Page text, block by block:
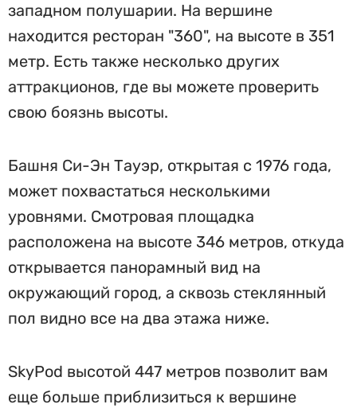
западном полушарии. На вершине
находится ресторан "360", на высоте в 351
метр. Есть также несколько других
аттракционов, где вы можете проверить
свою боязнь высоты.
Башня Си-Эн Тауэр, открытая с 1976 года,
может похвастаться несколькими
уровнями. Смотровая площадка
расположена на высоте 346 метров, откуда
открывается панорамный вид на
окружающий город, а сквозь стеклянный
пол видно все на два этажа ниже.
SkyPod высотой 447 метров позволит вам
еще больше приблизиться к вершине